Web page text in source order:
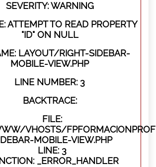
SEVERITY: WARNING
ATTEMPT TO READ PROPERTY
"ID" ON NULL
LAYOUT/RIGHT-SIDEBAR-
MOBILE-VIEW.PHP
LINE NUMBER: 3
BACKTRACE:
FILE:
VHOSTS/
MOBILE-VIEW.PHP
LINE: 3
_ERROR_HANDLER